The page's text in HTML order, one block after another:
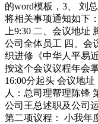
的word模板，3、 刘
将相关事项通知如下
上9:30 二、会议地址
公司全体员工 四、会
织进修《中华人平易
按这个会议议程年会
16:00分起头 会议地
人：总司理帮理陈锋
公司王总述职及公司
第二项议程： 小我年